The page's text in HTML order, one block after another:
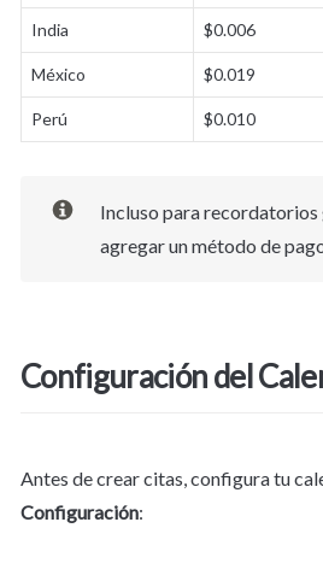
India $0.006
México $0.019
Perú $0.010
Incluso para
agregar un método de
Configuración del
Configuración: